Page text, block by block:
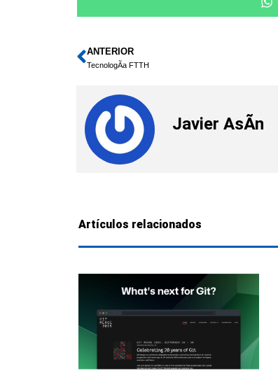
Ant
ANTERIOR
TecnologÃ­a FTTH
Javier AsÃ­n
Artículos relacionados